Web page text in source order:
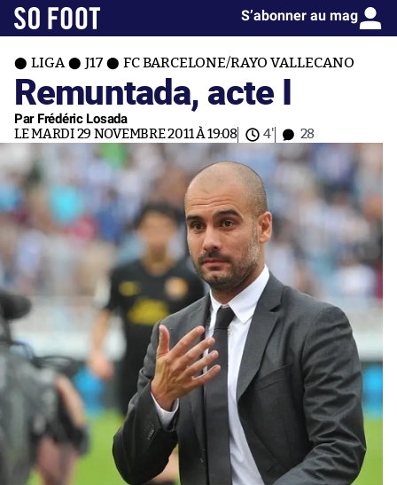
S’abonner au mag
LIGA J17 FC BARCELONE/RAYO VALLECANO
Remuntada, acte I
Par Frédéric Losada
LE MARDI 29 NOVEMBRE 2011 À 19:08 4' 28